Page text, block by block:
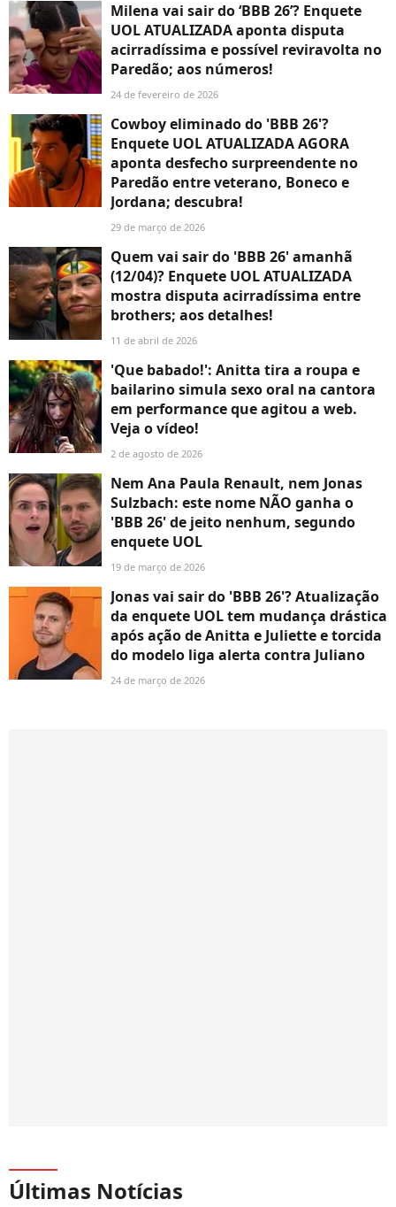
Milena vai sair do ‘BBB 26’? Enquete
UOL ATUALIZADA aponta disputa
acirradíssima e possível reviravolta no
Paredão; aos números!
24 de fevereiro de 2026
Cowboy eliminado do 'BBB 26'?
Enquete UOL ATUALIZADA AGORA
aponta desfecho surpreendente no
Paredão entre veterano, Boneco e
Jordana; descubra!
29 de março de 2026
Quem vai sair do 'BBB 26' amanhã
(12/04)? Enquete UOL ATUALIZADA
mostra disputa acirradíssima entre
brothers; aos detalhes!
11 de abril de 2026
'Que babado!': Anitta tira a roupa e
bailarino simula sexo oral na cantora
em performance que agitou a web.
Veja o vídeo!
2 de agosto de 2026
Nem Ana Paula Renault, nem Jonas
Sulzbach: este nome NÃO ganha o
'BBB 26' de jeito nenhum, segundo
enquete UOL
19 de março de 2026
Jonas vai sair do 'BBB 26'? Atualização
da enquete UOL tem mudança drástica
após ação de Anitta e Juliette e torcida
do modelo liga alerta contra Juliano
24 de março de 2026
Últimas Notícias